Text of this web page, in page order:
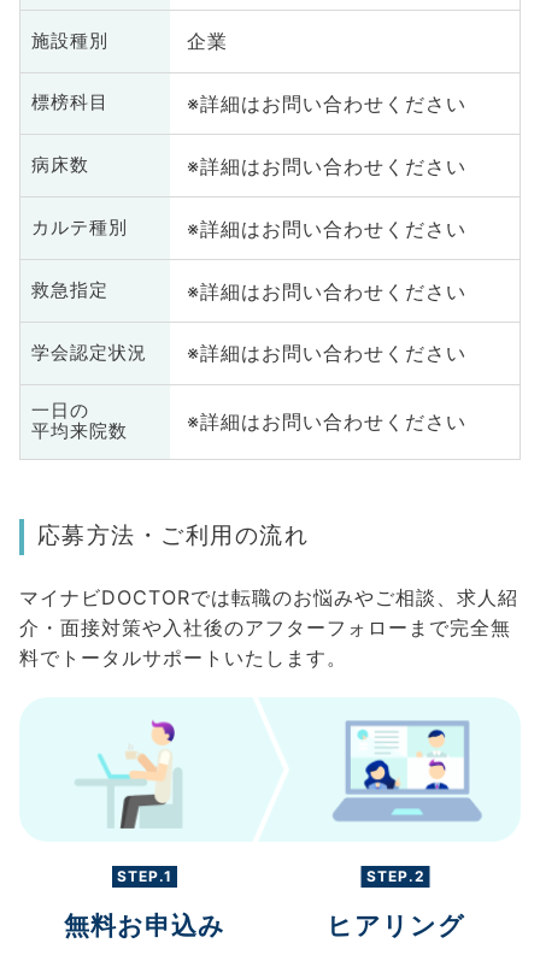
施設種別 企業
標榜科目 ※詳細はお問い合わせください
病床数 ※詳細はお問い合わせください
カルテ種別 ※詳細はお問い合わせください
救急指定 ※詳細はお問い合わせください
学会認定状況 ※詳細はお問い合わせください
一日の
平均来院数
※詳細はお問い合わせください
応募方法・ご利用の流れ
マイナビDOCTORでは転職のお悩みやご相談、求人紹
介・面接対策や入社後のアフターフォローまで完全無
料でトータルサポートいたします。
STEP.1
無料お申込み
STEP.2
ヒアリング